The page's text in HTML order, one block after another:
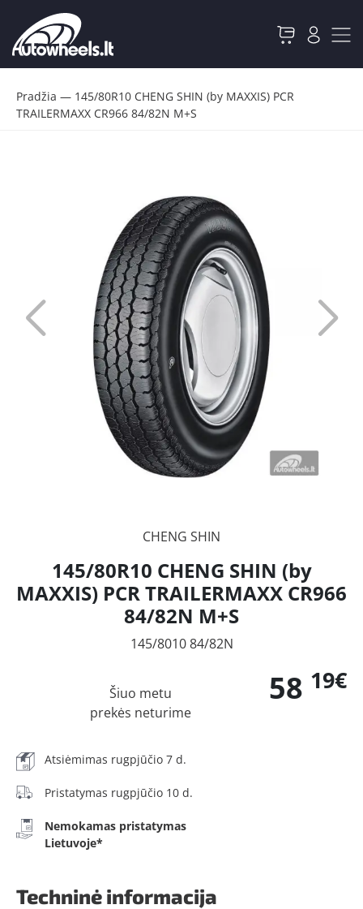
Pradžia — 145/80R10 CHENG SHIN (by MAXXIS) PCR
TRAILERMAXX CR966 84/82N M+S
CHENG SHIN
145/80R10 CHENG SHIN (by
MAXXIS) PCR TRAILERMAXX CR966
84/82N M+S
145/8010 84/82N
58 19€
Šiuo metu
prekės neturime
Atsiėmimas rugpjūčio 7 d.
Pristatymas rugpjūčio 10 d.
Nemokamas pristatymas
Lietuvoje*
Techninė informacija